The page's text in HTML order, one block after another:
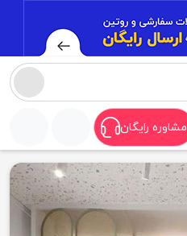
مشاوره رایگان